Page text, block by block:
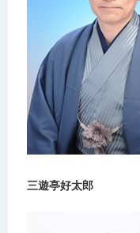
三遊亭好太郎